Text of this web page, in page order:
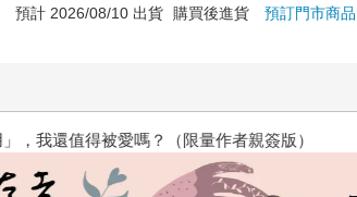
預計 2026/08/10 出貨
購買後進貨預訂門市商品
PUGO噗果聰明書包開學季預購優惠